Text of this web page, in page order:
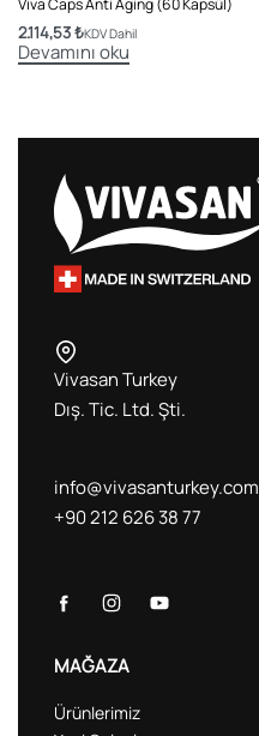
Viva Caps Anti Aging (60 Kapsül)
2.114,53₺KDV Dahil
Devamını oku
Vivasan Turkey
Dış. Tic. Ltd. Şti.
info@vivasanturkey.com
+90 212 626 38 77
MAĞAZA
Ürünlerimiz